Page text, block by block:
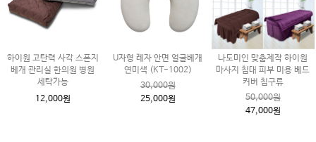
하이원 고탄력 사각 스폰지
베개 관리실 한의원 병원
세탁가능
12,000원
U자형 레자 안면 얼굴베개
연미색 (KT-1002)
30,000원
25,000원
나도미인 맞춤제작 하이원
마사지 침대 피부 미용 베드
커버 침구류
50,000원
47,000원